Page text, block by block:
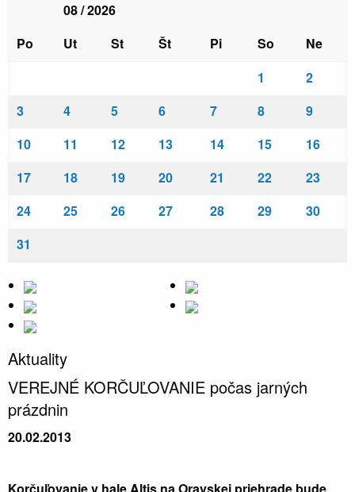
08 / 2026
Po
Ut St Št Pi So
Ne
1
2
3
4 5 6 7 8
9
10
11 12 13 14 15
16
17
18 19 20 21 22
23
24
25 26 27 28 29
30
31
Aktuality
VEREJNÉ KORČUĽOVANIE počas jarných
prázdnin
20.02.2013